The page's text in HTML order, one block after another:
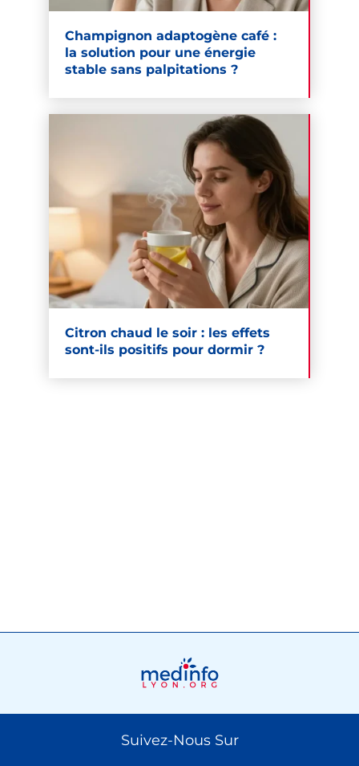
Champignon adaptogène café :
la solution pour une énergie
stable sans palpitations ?
Citron chaud le soir : les effets
sont-ils positifs pour dormir ?
Suivez-Nous Sur